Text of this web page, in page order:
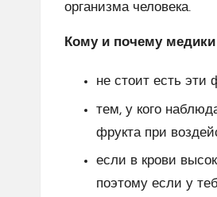
организма человека.
Кому и почему
не стоит есть эти
тем, у кого
фрукта при
если в крови
поэтому если у